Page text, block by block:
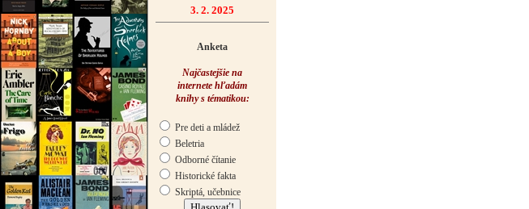
3. 2. 2025
Anketa
Najčastejšie na
internete hľadám
knihy s tématikou:
Pre deti a mládež
Beletria
Odborné čítanie
Historické fakta
Skriptá, učebnice